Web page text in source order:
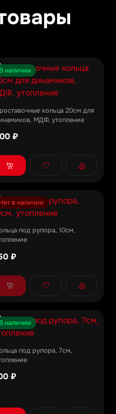
В наличии
кольца 20см для
МДФ, утопление
₽
Нет в наличии
под рупора, 10см,
₽
В наличии
под рупора, 7см,
₽